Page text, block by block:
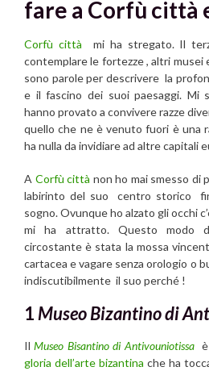
fare a Corfù città
Corfù città mi ha stregato. Il
contemplare le fortezze , altri musei
sono parole per descrivere la
e il fascino dei suoi paesaggi. Mi
hanno provato a convivere razze
quello che ne è venuto fuori è una
ha nulla da invidiare ad altre capitali
A Corfù città non ho mai smesso di
labirinto del suo centro storico
sogno. Ovunque ho alzato gli occhi
mi ha attratto. Questo modo di
circostante è stata la mossa
cartacea e vagare senza orologio o
indiscutibilmente il suo perché !
1 Museo Bizantino di
IlMuseo Bisantino di Antivouniotissa
gloria dell’arte bizantina che ha